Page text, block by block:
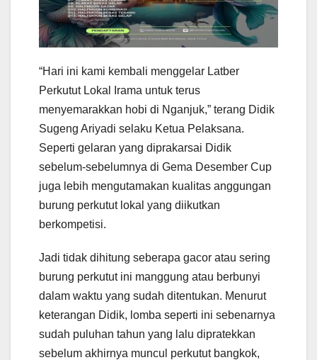
“Hari ini kami kembali menggelar Latber
Perkutut Lokal Irama untuk terus
menyemarakkan hobi di Nganjuk,” terang Didik
Sugeng Ariyadi selaku Ketua Pelaksana.
Seperti gelaran yang diprakarsai Didik
sebelum-sebelumnya di Gema Desember Cup
juga lebih mengutamakan kualitas anggungan
burung perkutut lokal yang diikutkan
berkompetisi.
Jadi tidak dihitung seberapa gacor atau sering
burung perkutut ini manggung atau berbunyi
dalam waktu yang sudah ditentukan. Menurut
keterangan Didik, lomba seperti ini sebenarnya
sudah puluhan tahun yang lalu dipratekkan
sebelum akhirnya muncul perkutut bangkok,